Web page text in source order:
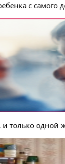
с самого
только одной